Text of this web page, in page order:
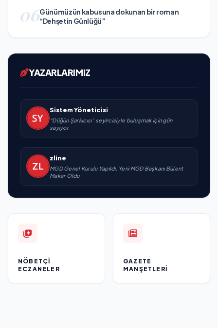
06Günümüzün kabusuna dokunan bir roman
“Dehşetin Günlüğü”
YAZARLARIMIZ
Sistem Yöneticisi
“Düğün Şarkıcısı” seyircisiyle buluşmak için gün
sayıyor
zline
MGD Genel Kurulu Yapıldı, Yeni MGD Başkanı Bülent
Makar Oldu
NÖBETÇI
ECZANELER
GAZETE
MANŞETLERI